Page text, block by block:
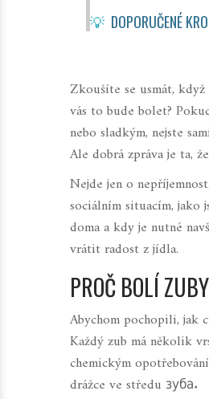
💡 DOPORUČENÉ
Zkoušíte se usmát,
vás to bude bolet?
nebo sladkým, nejste
Ale dobrá zpráva je ta,
Nejde jen o
sociálním situacím,
doma a kdy je nutné
vrátit radost z jídla.
PROČ BOLÍ
Abychom pochopili, jak
Každý zub má několik
chemickým
drážce ve středu зуба.